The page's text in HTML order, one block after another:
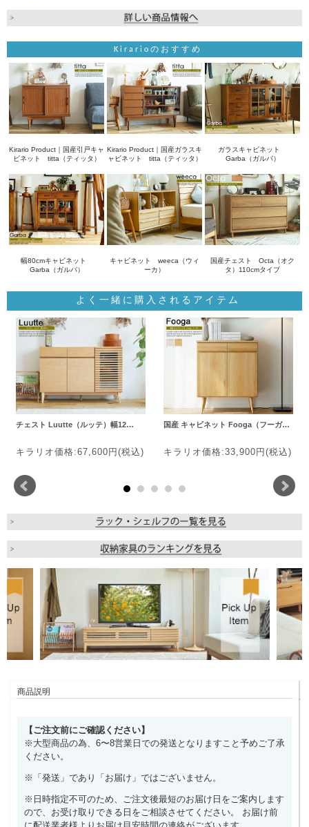
Kirarioのおすすめ
Kirario Product｜国産引戸キャ
ビネット titta（ティッタ）
Kirario Product｜国産ガラスキ
ャビネット titta（ティッタ）
ガラスキャビネット
Garba（ガルバ）
幅80cmキャビネット
Garba（ガルバ）
キャビネット weeca（ウィ
ーカ）
国産チェスト Octa（オク
タ）110cmタイプ
よく一緒に購入されるアイテム
チェスト Luutte（ルッテ）幅12…
キラリオ価格:67,600円(税込)
国産 キャビネット Fooga（フーガ…
キラリオ価格:33,900円(税込)
商品説明
【ご注文前にご確認ください】
※大型商品の為、6〜8営業日での発送となりますこと予めご了承
ください。
※「発送」であり「お届け」ではございません。
※日時指定不可のため、ご注文後最短のお届け日をご案内します
ので、お受け取りできる日をご相談させてください。 お届け前